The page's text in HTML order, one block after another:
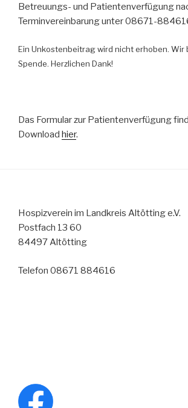
Betreuungs- und Patientenverfügung
Terminvereinbarung unter 08671-
Ein Unkostenbeitrag wird nicht erhoben. Wir
Spende. Herzlichen Dank!
Das Formular zur Patientenverfügung
Download hier.
Hospizverein im Landkreis Altötting e.V.
Postfach 13 60
84497 Altötting
Telefon 08671 884616